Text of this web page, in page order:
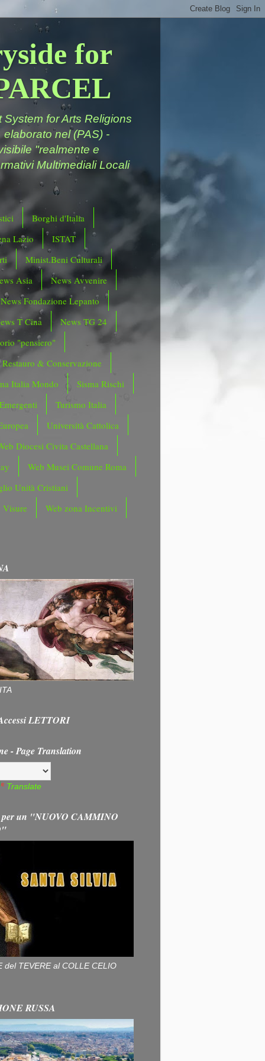
for
for Arts Religions
nel (PAS) -
"realmente e
Multimediali Locali
Borghi d'Italia
Lazio
ISTAT
Minist.Beni Culturali
Asia
News Avvenire
News Fondazione Lepanto
T Cina
News TG 24
"pensiero"
Restauro & Conservazione
Italia Mondo
Sisma Rischi
Turismo Italia
Università Cattolica
Diocesi Civita Castellana
Web Musei Comune Roma
Unità Cristiani
Visure
Web zona Incentivi
LETTORI
- Page Translation
Translate
per un "NUOVO CAMMINO
del TEVERE al COLLE CELIO
RUSSA